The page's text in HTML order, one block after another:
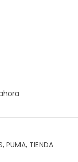
, PUMA, TIENDA